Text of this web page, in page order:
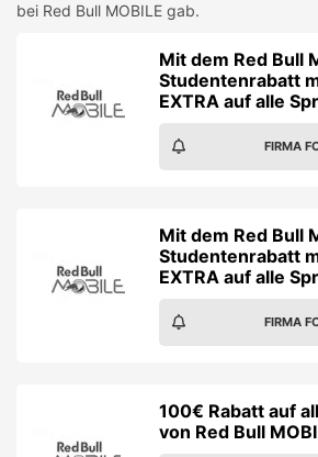
bei Red Bull MOBILE gab.
Mit dem Red Bull
Studentenrabatt
EXTRA auf alle
FIRMA
Mit dem Red Bull
Studentenrabatt
EXTRA auf alle
FIRMA
100€ Rabatt auf
von Red Bull